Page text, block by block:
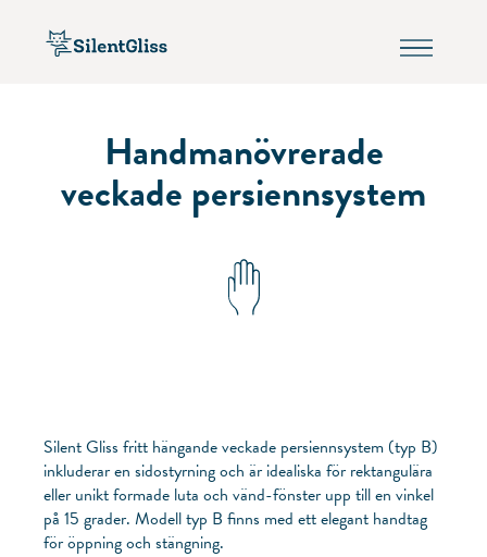
Handmanövrerade
veckade persiennsystem
Silent Gliss fritt hängande veckade persiennsystem (typ B)
inkluderar en sidostyrning och är idealiska för rektangulära
eller unikt formade luta och vänd-fönster upp till en vinkel
på 15 grader. Modell typ B finns med ett elegant handtag
för öppning och stängning.